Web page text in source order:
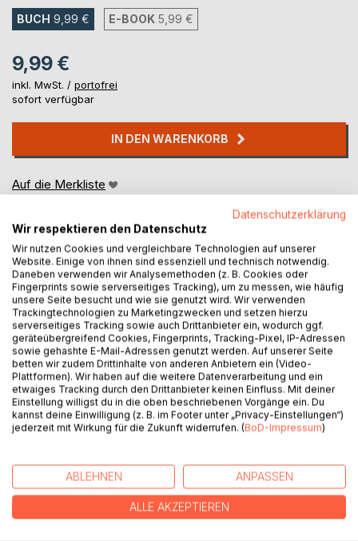
BUCH 9,99 € E-BOOK 5,99 €
9,99 €
inkl. MwSt. / portofrei
sofort verfügbar
IN DEN WARENKORB
Auf die Merkliste
BESCHREIBUNG
Was können Sie tun, um leichter und glücklicher zu leben?
Die klare Antwort lautet: Indem Sie Ihr BewusstSein
trainieren ...
PRESSESTIMMEN
Datenschutzerklärung
Wir respektieren den Datenschutz
Wir nutzen Cookies und vergleichbare Technologien auf unserer
Website. Einige von ihnen sind essenziell und technisch notwendig.
Daneben verwenden wir Analysemethoden (z. B. Cookies oder
Fingerprints sowie serverseitiges Tracking), um zu messen, wie häufig
unsere Seite besucht und wie sie genutzt wird. Wir verwenden
Trackingtechnologien zu Marketingzwecken und setzen hierzu
serverseitiges Tracking sowie auch Drittanbieter ein, wodurch ggf.
geräteübergreifend Cookies, Fingerprints, Tracking-Pixel, IP-Adressen
sowie gehashte E-Mail-Adressen genutzt werden. Auf unserer Seite
betten wir zudem Drittinhalte von anderen Anbietern ein (Video-
Plattformen). Wir haben auf die weitere Datenverarbeitung und ein
etwaiges Tracking durch den Drittanbieter keinen Einfluss. Mit deiner
Einstellung willigst du in die oben beschriebenen Vorgänge ein. Du
kannst deine Einwilligung (z. B. im Footer unter „Privacy-Einstellungen“)
jederzeit mit Wirkung für die Zukunft widerrufen. (BoD-Impressum)
ABLEHNEN ANPASSEN
ALLE AKZEPTIEREN